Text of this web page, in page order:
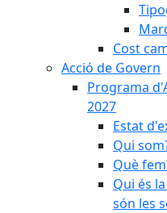
Cost
Acció de Govern
Programa
2027
Estat
Qui
Què
Qui és
són les